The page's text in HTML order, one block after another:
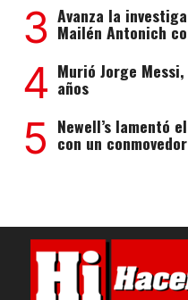
3 Avanza la
Mailén Antonich
4 Murió Jorge
años
5 Newell’s lamentó
con un